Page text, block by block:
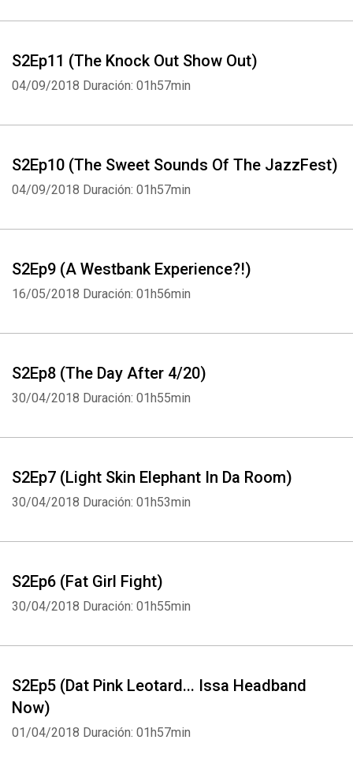
S2Ep11 (The Knock Out Show Out)
04/09/2018 Duración: 01h57min
S2Ep10 (The Sweet Sounds Of The JazzFest)
04/09/2018 Duración: 01h57min
S2Ep9 (A Westbank Experience?!)
16/05/2018 Duración: 01h56min
S2Ep8 (The Day After 4/20)
30/04/2018 Duración: 01h55min
S2Ep7 (Light Skin Elephant In Da Room)
30/04/2018 Duración: 01h53min
S2Ep6 (Fat Girl Fight)
30/04/2018 Duración: 01h55min
S2Ep5 (Dat Pink Leotard... Issa Headband
Now)
01/04/2018 Duración: 01h57min